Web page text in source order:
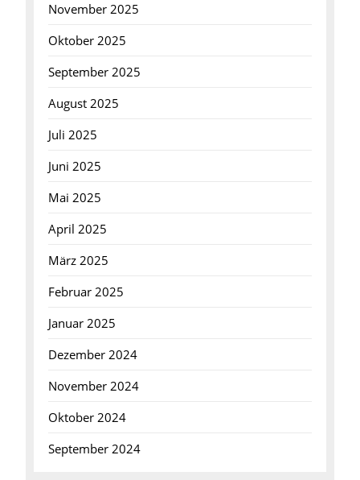
November 2025
Oktober 2025
September 2025
August 2025
Juli 2025
Juni 2025
Mai 2025
April 2025
März 2025
Februar 2025
Januar 2025
Dezember 2024
November 2024
Oktober 2024
September 2024